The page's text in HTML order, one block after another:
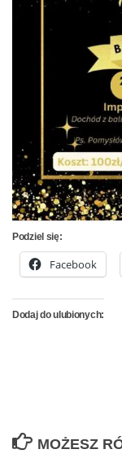
Podziel się:
Facebook
Dodaj do ulubionych:
MOŻESZ